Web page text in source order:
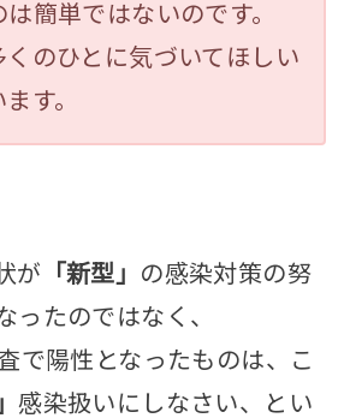
簡単ではないのです。
くのひとに気づいてほしい
す。
が 「新型」 の感染対策の努
ったのではなく、
で陽性となったものは、こ
感染扱いにしなさい、とい